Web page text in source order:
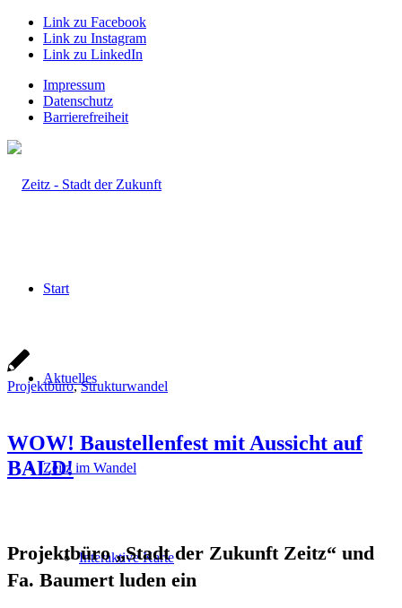
Link zu Facebook
Link zu Instagram
Link zu LinkedIn
Impressum
Datenschutz
Barrierefreiheit
Start
Aktuelles
Zeitz im Wandel
Interaktive Karte
Projektbüro,Strukturwandel
WOW! Baustellenfest mit Aussicht auf
BALD!
Projektbüro „Stadt der Zukunft Zeitz“ und
Fa. Baumert luden ein